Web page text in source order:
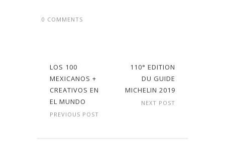
0 COMMENTS
LOS 100
MEXICANOS +
CREATIVOS EN
EL MUNDO
PREVIOUS POST
110° EDITION
DU GUIDE
MICHELIN 2019
NEXT POST